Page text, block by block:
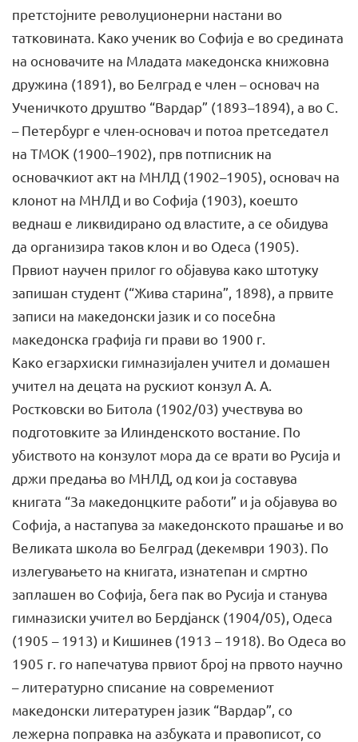
претстојните револуционерни настани во
татковината. Како ученик во Софија е во средината
на основачите на Младата македонска книжовна
дружина (1891), во Белград е член – основач на
Ученичкото друштво “Вардар” (1893–1894), а во С.
– Петербург е член-основач и потоа претседател
на ТМОК (1900–1902), прв потписник на
основачкиот акт на МНЛД (1902–1905), основач на
клонот на МНЛД и во Софија (1903), коешто
веднаш е ликвидирано од властите, а се обидува
да организира таков клон и во Одеса (1905).
Првиот научен прилог го објавува како штотуку
запишан студент (“Жива старина”, 1898), а првите
записи на македонски јазик и со посебна
македонска графија ги прави во 1900 г.
Како егзархиски гимназијален учител и домашен
учител на децата на рускиот конзул А. А.
Ростковски во Битола (1902/03) учествува во
подготовките за Илинденското востание. По
убиството на конзулот мора да се врати во Русија и
држи предања во МНЛД, од кои ја составува
книгата “За македонцките работи” и ја објавува во
Софија, а настапува за македонското прашање и во
Великата школа во Белград (декември 1903). По
излегувањето на книгата, изнатепан и смртно
заплашен во Софија, бега пак во Русија и станува
гимназиски учител во Бердјанск (1904/05), Одеса
(1905 – 1913) и Кишинев (1913 – 1918). Во Одеса во
1905 г. го напечатува првиот број на првото научно
– литературно списание на современиот
македонски литературен јазик “Вардар”, со
лежерна поправка на азбуката и правописот, со